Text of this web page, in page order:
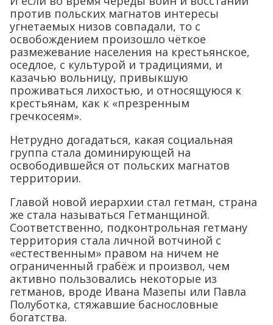
против польских магнатов интересы
угнетаемых низов совпадали, то с
освобождением произошло чёткое
размежевание населения на крестьянское,
оседлое, с культурой и традициями, и
казачью вольницу, привыкшую
проживаться лихостью, и относящуюся к
крестьянам, как к «презренным
гречкосеям».
Нетрудно догадаться, какая социальная
группа стала доминирующей на
освободившейся от польских магнатов
территории.
Главой новой иерархии стал гетман, страна
же стала называться Гетманщиной.
Соответственно, подконтрольная гетману
территория стала личной вотчиной с
«естественным» правом на ничем не
ограниченный грабёж и произвол, чем
активно пользовались некоторые из
гетманов, вроде Ивана Мазепы или Павла
Полуботка, стяжавшие баснословные
богатства.